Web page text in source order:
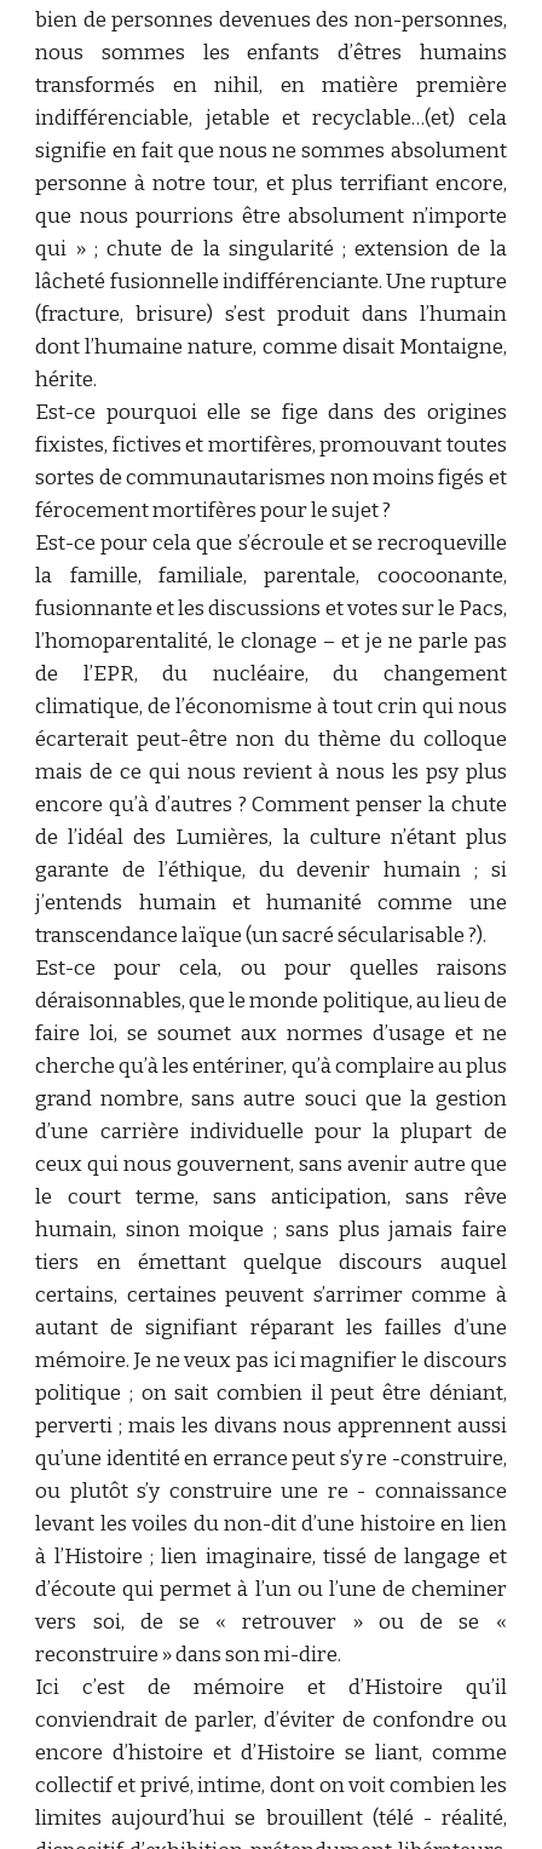
bien de personnes devenues des non-personnes,
nous sommes les enfants d’êtres humains
transformés en nihil, en matière première
indifférenciable, jetable et recyclable…(et) cela
signifie en fait que nous ne sommes absolument
personne à notre tour, et plus terrifiant encore,
que nous pourrions être absolument n’importe
qui » ; chute de la singularité ; extension de la
lâcheté fusionnelle indifférenciante. Une rupture
(fracture, brisure) s’est produit dans l’humain
dont l’humaine nature, comme disait Montaigne,
hérite.
Est-ce pourquoi elle se fige dans des origines
fixistes, fictives et mortifères, promouvant toutes
sortes de communautarismes non moins figés et
férocement mortifères pour le sujet ?
Est-ce pour cela que s’écroule et se recroqueville
la famille, familiale, parentale, coocoonante,
fusionnante et les discussions et votes sur le Pacs,
l’homoparentalité, le clonage – et je ne parle pas
de l’EPR, du nucléaire, du changement
climatique, de l’économisme à tout crin qui nous
écarterait peut-être non du thème du colloque
mais de ce qui nous revient à nous les psy plus
encore qu’à d’autres ? Comment penser la chute
de l’idéal des Lumières, la culture n’étant plus
garante de l’éthique, du devenir humain ; si
j’entends humain et humanité comme une
transcendance laïque (un sacré sécularisable ?).
Est-ce pour cela, ou pour quelles raisons
déraisonnables, que le monde politique, au lieu de
faire loi, se soumet aux normes d’usage et ne
cherche qu’à les entériner, qu’à complaire au plus
grand nombre, sans autre souci que la gestion
d’une carrière individuelle pour la plupart de
ceux qui nous gouvernent, sans avenir autre que
le court terme, sans anticipation, sans rêve
humain, sinon moique ; sans plus jamais faire
tiers en émettant quelque discours auquel
certains, certaines peuvent s’arrimer comme à
autant de signifiant réparant les failles d’une
mémoire. Je ne veux pas ici magnifier le discours
politique ; on sait combien il peut être déniant,
perverti ; mais les divans nous apprennent aussi
qu’une identité en errance peut s’y re -construire,
ou plutôt s’y construire une re - connaissance
levant les voiles du non-dit d’une histoire en lien
à l’Histoire ; lien imaginaire, tissé de langage et
d’écoute qui permet à l’un ou l’une de cheminer
vers soi, de se « retrouver » ou de se «
reconstruire » dans son mi-dire.
Ici c’est de mémoire et d’Histoire qu’il
conviendrait de parler, d’éviter de confondre ou
encore d’histoire et d’Histoire se liant, comme
collectif et privé, intime, dont on voit combien les
limites aujourd’hui se brouillent (télé - réalité,